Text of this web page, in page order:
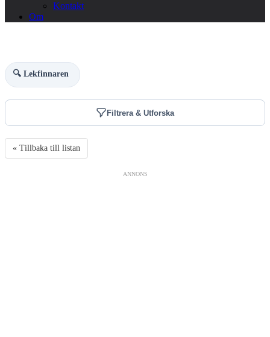
Kontakt
Om
🔍 Lekfinnaren
Filtrera & Utforska
« Tillbaka till listan
ANNONS